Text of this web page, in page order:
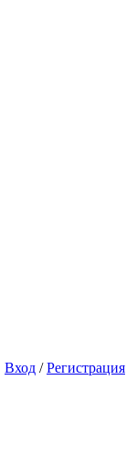
Вход /Регистрация